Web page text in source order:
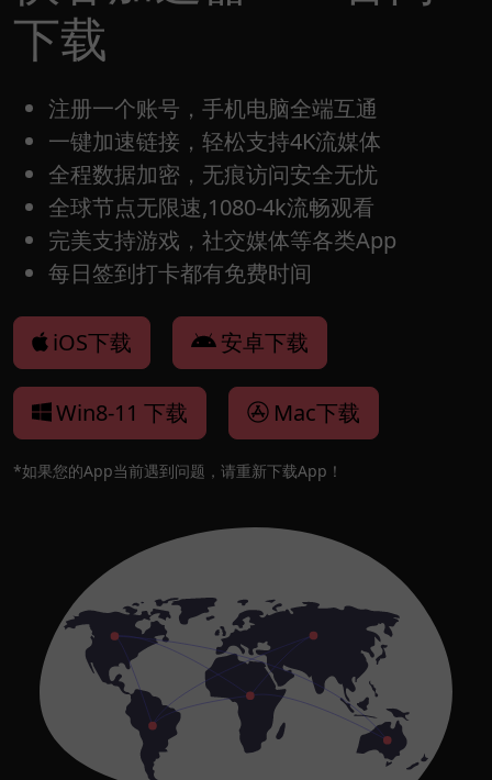
下载
注册一个账号，手机电脑全端互通
一键加速链接，轻松支持4K流媒体
全程数据加密，无痕访问安全无忧
全球节点无限速,1080-4k流畅观看
完美支持游戏，社交媒体等各类App
每日签到打卡都有免费时间
iOS下载 安卓下载
Win8-11 下载 Mac下载
*如果您的App当前遇到问题，请重新下载App！